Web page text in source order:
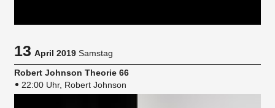
13April 2019 Samstag
Robert Johnson Theorie 66
22:00 Uhr, Robert Johnson